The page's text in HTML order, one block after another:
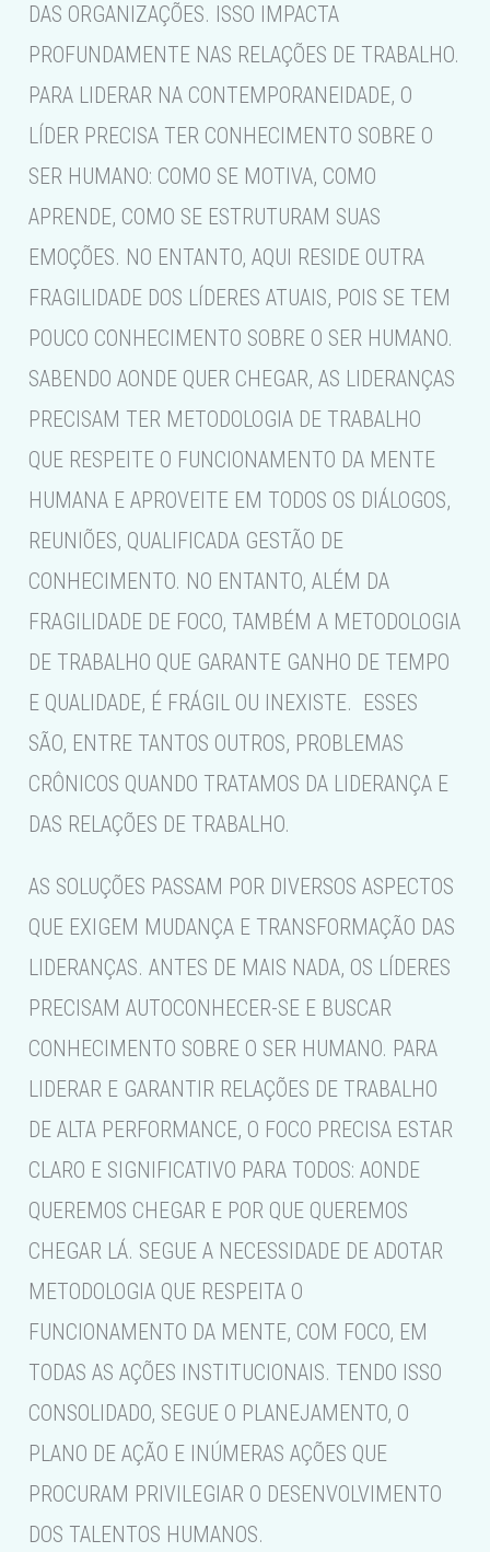
DAS ORGANIZAÇÕES. ISSO IMPACTA
PROFUNDAMENTE NAS RELAÇÕES DE TRABALHO.
PARA LIDERAR NA CONTEMPORANEIDADE, O
LÍDER PRECISA TER CONHECIMENTO SOBRE O
SER HUMANO: COMO SE MOTIVA, COMO
APRENDE, COMO SE ESTRUTURAM SUAS
EMOÇÕES. NO ENTANTO, AQUI RESIDE OUTRA
FRAGILIDADE DOS LÍDERES ATUAIS, POIS SE TEM
POUCO CONHECIMENTO SOBRE O SER HUMANO.
SABENDO AONDE QUER CHEGAR, AS LIDERANÇAS
PRECISAM TER METODOLOGIA DE TRABALHO
QUE RESPEITE O FUNCIONAMENTO DA MENTE
HUMANA E APROVEITE EM TODOS OS DIÁLOGOS,
REUNIÕES, QUALIFICADA GESTÃO DE
CONHECIMENTO. NO ENTANTO, ALÉM DA
FRAGILIDADE DE FOCO, TAMBÉM A METODOLOGIA
DE TRABALHO QUE GARANTE GANHO DE TEMPO
E QUALIDADE, É FRÁGIL OU INEXISTE. ESSES
SÃO, ENTRE TANTOS OUTROS, PROBLEMAS
CRÔNICOS QUANDO TRATAMOS DA LIDERANÇA E
DAS RELAÇÕES DE TRABALHO.
AS SOLUÇÕES PASSAM POR DIVERSOS ASPECTOS
QUE EXIGEM MUDANÇA E TRANSFORMAÇÃO DAS
LIDERANÇAS. ANTES DE MAIS NADA, OS LÍDERES
PRECISAM AUTOCONHECER-SE E BUSCAR
CONHECIMENTO SOBRE O SER HUMANO. PARA
LIDERAR E GARANTIR RELAÇÕES DE TRABALHO
DE ALTA PERFORMANCE, O FOCO PRECISA ESTAR
CLARO E SIGNIFICATIVO PARA TODOS: AONDE
QUEREMOS CHEGAR E POR QUE QUEREMOS
CHEGAR LÁ. SEGUE A NECESSIDADE DE ADOTAR
METODOLOGIA QUE RESPEITA O
FUNCIONAMENTO DA MENTE, COM FOCO, EM
TODAS AS AÇÕES INSTITUCIONAIS. TENDO ISSO
CONSOLIDADO, SEGUE O PLANEJAMENTO, O
PLANO DE AÇÃO E INÚMERAS AÇÕES QUE
PROCURAM PRIVILEGIAR O DESENVOLVIMENTO
DOS TALENTOS HUMANOS.